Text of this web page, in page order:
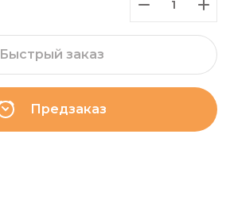
Предзаказ
Быстрый заказ